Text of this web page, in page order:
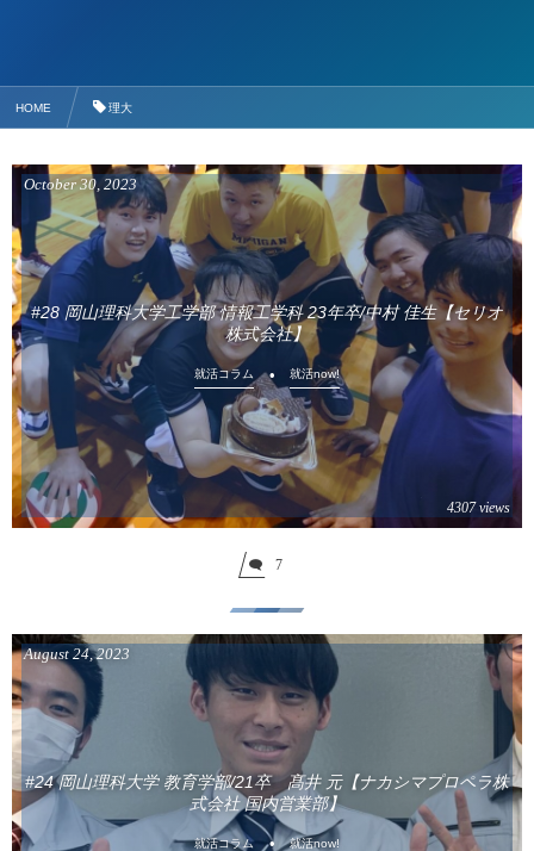
HOME 理大
#28 岡山理科大学工学部 情報工学科 23年卒/中村 佳生【セリオ
株式会社】
October 30, 2023
就活コラム 就活now!
4307 views
7
#24 岡山理科大学 教育学部/21卒 髙井 元【ナカシマプロペラ株
式会社 国内営業部】
August 24,2023
就活コラム 就活now!